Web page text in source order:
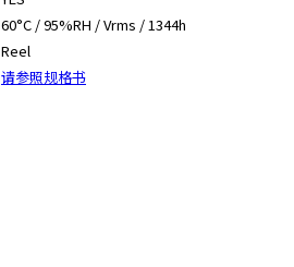
60°C / 95%RH / Vrms / 1344h
Reel
请参照规格书